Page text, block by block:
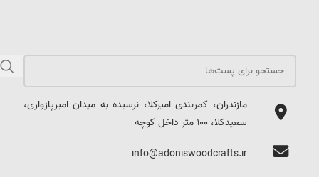
مازندران، کمربندی امیرکلا، نرسیده به میدان امیرپازواری،
سعیدکلا، 100 متر داخل کوچه
info@adoniswoodcrafts.ir